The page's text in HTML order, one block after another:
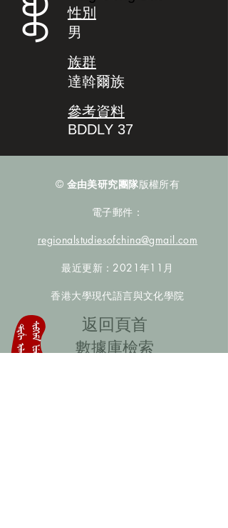
性別
男
族群
達斡爾族
參考資料
BDDLY 37
© 金由美研究團隊版權所有
電子郵件：
regionalstudiesofchina@gmail.com
最近更新：2021年11月
香港大學現代語言與文化學院
​返回頁首
數據庫檢索